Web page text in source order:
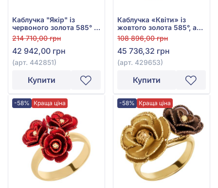
Каблучка "Якір" із
червоного золота 585° з
чорним фіанітом/
куб.цирконієм, арт.
442851
214 710,00 грн
42 942,00 грн
(арт. 442851)
Купити
Каблучка «Квіти» із
жовтого золота 585°, арт.
429653
108 896,00 грн
45 736,32 грн
(арт. 429653)
Купити
-58% Краща ціна -58% Краща ціна